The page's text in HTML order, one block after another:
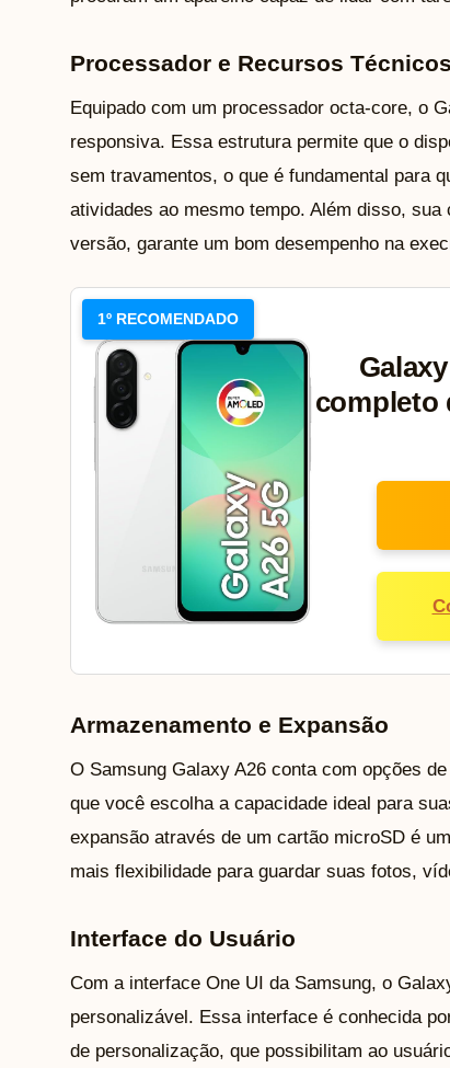
Processador e Recursos Técnicos
Equipado com um processador octa-core, o
responsiva. Essa estrutura permite que o
sem travamentos, o que é fundamental para
atividades ao mesmo tempo. Além disso,
versão, garante um bom desempenho na
1º RECOMENDADO
completo
Armazenamento e Expansão
O Samsung Galaxy A26 conta com opções
que você escolha a capacidade ideal para
expansão através de um cartão microSD é
mais flexibilidade para guardar suas fotos,
Interface do Usuário
Com a interface One UI da Samsung, o
personalizável. Essa interface é conhecida
de personalização, que possibilitam ao